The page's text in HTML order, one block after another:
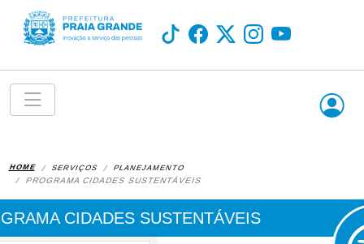
HOME SERVIÇOS PLANEJAMENTO
PROGRAMA CIDADES SUSTENTÁVEIS
CIDADES SUSTENTÁVEIS